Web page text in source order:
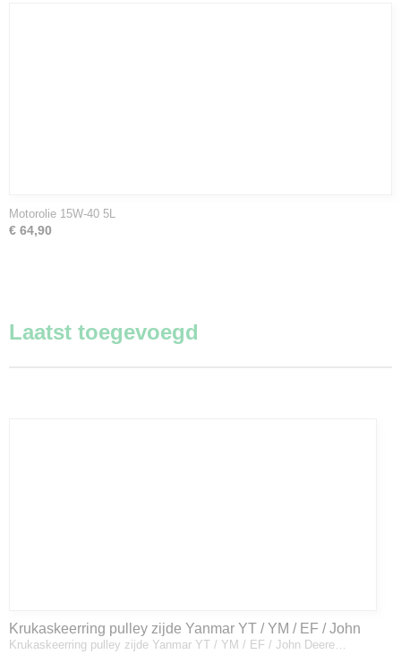
Motorolie 15W-40 5L
€ 64,90
Laatst toegevoegd
Krukaskeerring pulley zijde Yanmar YT / YM / EF / John
Deere - 119934-01800
Krukaskeerring pulley zijde Yanmar YT / YM / EF / John Deere…